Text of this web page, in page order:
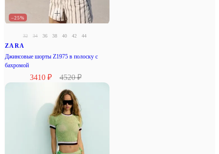
–25%
32 34 36 38 40 42 44
ZARA
Джинсовые шорты Z1975 в полоску с
бахромой
3410 ₽ 4520 ₽